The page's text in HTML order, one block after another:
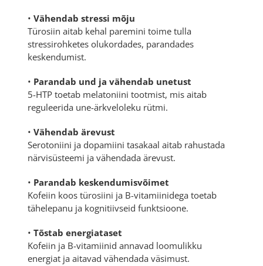
• Vähendab stressi mõju
Türosiin aitab kehal paremini toime tulla
stressirohketes olukordades, parandades
keskendumist.
• Parandab und ja vähendab unetust
5-HTP toetab melatoniini tootmist, mis aitab
reguleerida une-ärkveloleku rütmi.
• Vähendab ärevust
Serotoniini ja dopamiini tasakaal aitab rahustada
närvisüsteemi ja vähendada ärevust.
• Parandab keskendumisvõimet
Kofeiin koos türosiini ja B-vitamiinidega toetab
tähelepanu ja kognitiivseid funktsioone.
• Tõstab energiataset
Kofeiin ja B-vitamiinid annavad loomulikku
energiat ja aitavad vähendada väsimust.